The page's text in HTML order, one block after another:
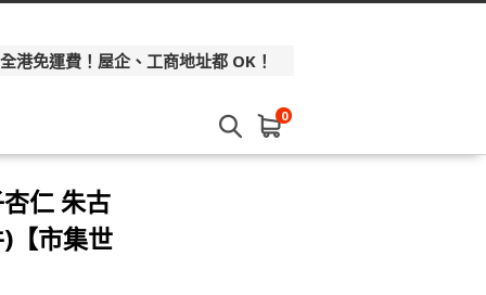
港免運費！屋企、工商地址都 OK！
0
仁 朱古
【市集世